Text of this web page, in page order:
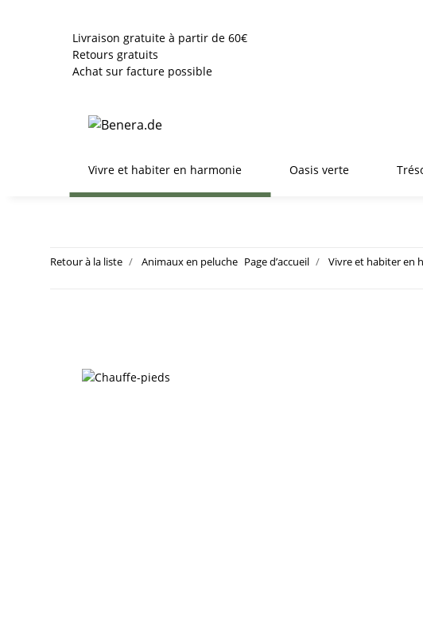
Livraison gratuite à partir de 60€
Retours gratuits
Achat sur facture possible
Vivre et habiter en harmonie Oasis verte
Retour à la liste Animaux en peluche Page d’accueil Vivre et habiter en